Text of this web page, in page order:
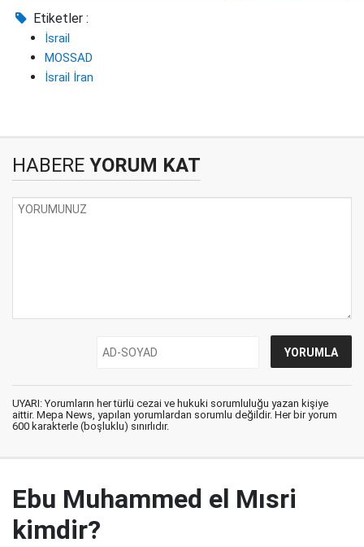
Etiketler :
İsrail
MOSSAD
İsrail İran
HABERE YORUM KAT
UYARI: Yorumların her türlü cezai ve hukuki sorumluluğu yazan kişiye
aittir. Mepa News, yapılan yorumlardan sorumlu değildir. Her bir yorum
600 karakterle (boşluklu) sınırlıdır.
Ebu Muhammed el Mısri
kimdir?